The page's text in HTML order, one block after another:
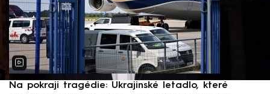
Na pokraji tragédie: Ukrajinské letadlo, které